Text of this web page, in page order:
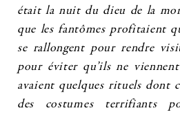
était la nuit du dieu de la
que les fantômes profitaient
se rallongent pour rendre
pour éviter qu’ils ne
avaient quelques rituels dont
des costumes terrifiants